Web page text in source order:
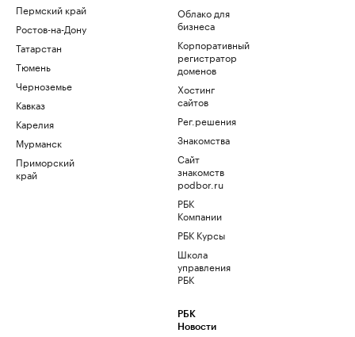
Пермский край
Ростов-на-Дону
Татарстан
Тюмень
Черноземье
Кавказ
Карелия
Мурманск
Приморский
край
Облако для
бизнеса
Корпоративный
регистратор
доменов
Хостинг
сайтов
Рег.решения
Знакомства
Сайт
знакомств
podbor.ru
РБК
Компании
РБК Курсы
Школа
управления
РБК
РБК
Новости